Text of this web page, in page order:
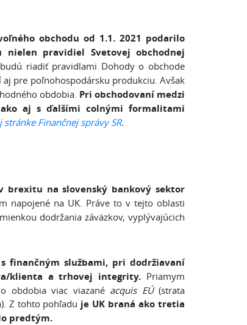
obchodu od 1.1. 2021 podarilo
pravidiel Svetovej obchodnej
riadiť pravidlami Dohody o obchode
aj pre poľnohospodársku produkciu. Avšak
obdobia. Pri obchodovaní medzi
aj s ďalšími colnými formalitami
stránke Finančnej správy SR.
brexitu na slovenský bankový sektor
napojené na UK. Práve to v tejto oblasti
dodržania záväzkov, vyplývajúcich
finančným službami, pri dodržiavaní
klienta a trhovej integrity. Priamym
obdobia viac viazané acquis EÚ(strata
Z tohto pohľadu je UK braná ako tretia
predtým.